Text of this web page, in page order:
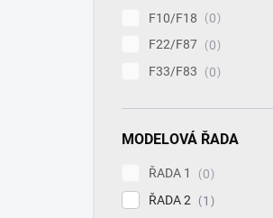
F10/F18
0
F22/F87
0
F33/F83
0
MODELOVÁ ŘADA
ŘADA 1
0
ŘADA 2
1